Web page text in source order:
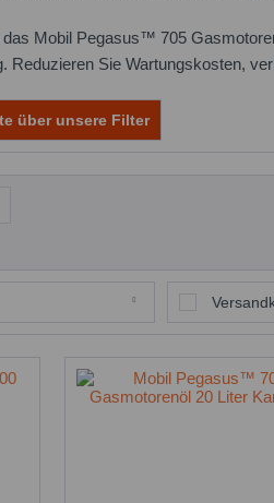
Mobil Pegasus™ 705
Reduzieren Sie Wartungskosten,
über unsere Filter